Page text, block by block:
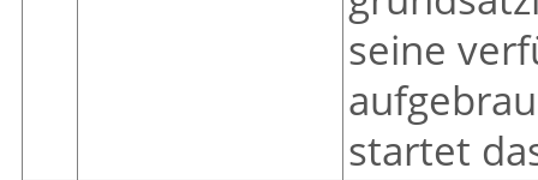
seine
startet